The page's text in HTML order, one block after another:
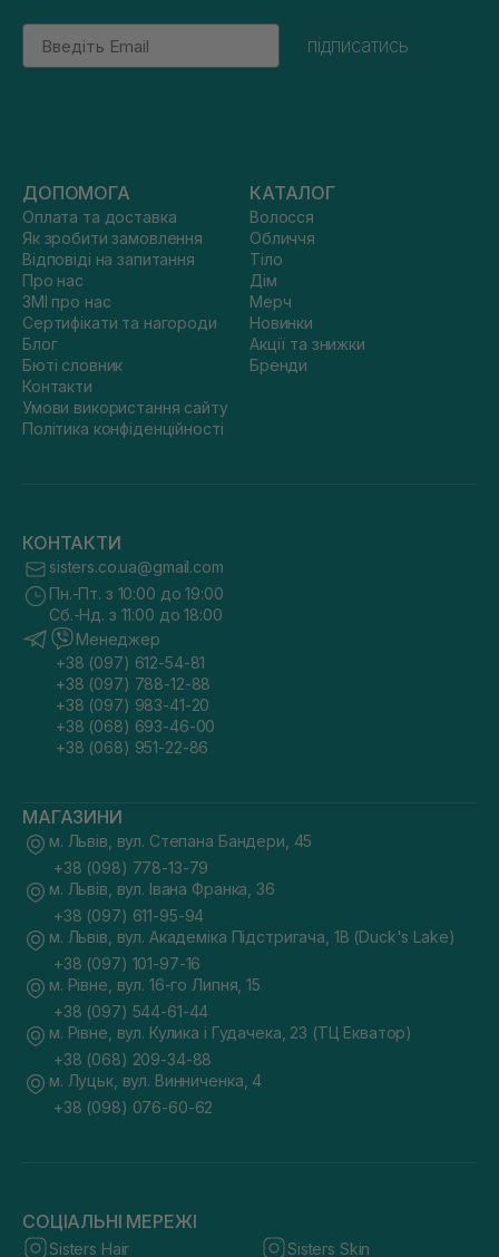
Email
підписатись
ДОПОМОГА
Оплата та доставка
Як зробити замовлення
Відповіді на запитання
Про нас
ЗМІ про нас
Сертифікати та нагороди
Блог
Бюті словник
Контакти
Умови використання сайту
Політика конфіденційності
КАТАЛОГ
Волосся
Обличчя
Тіло
Дім
Мерч
Новинки
Акції та знижки
Бренди
КОНТАКТИ
sisters.co.ua@gmail.com
Пн.-Пт. з 10:00 до 19:00
Сб.-Нд. з 11:00 до 18:00
Менеджер
+38 (097) 612-54-81
+38 (097) 788-12-88
+38 (097) 983-41-20
+38 (068) 693-46-00
+38 (068) 951-22-86
МАГАЗИНИ
м. Львів, вул. Степана Бандери, 45
+38 (098) 778-13-79
м. Львів, вул. Івана Франка, 36
+38 (097) 611-95-94
м. Львів, вул. Академіка Підстригача, 1В (Duck's Lake)
+38 (097) 101-97-16
м. Рівне, вул. 16-го Липня, 15
+38 (097) 544-61-44
м. Рівне, вул. Кулика і Гудачека, 23 (ТЦ Екватор)
+38 (068) 209-34-88
м. Луцьк, вул. Винниченка, 4
+38 (098) 076-60-62
СОЦІАЛЬНІ МЕРЕЖІ
Sisters Hair Sisters Skin